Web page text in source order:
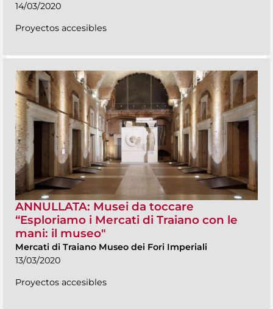
14/03/2020
Proyectos accesibles
ANNULLATA: Musei da toccare
“Esploriamo i Mercati di Traiano con le
mani: il museo"
Mercati di Traiano Museo dei Fori Imperiali
13/03/2020
Proyectos accesibles